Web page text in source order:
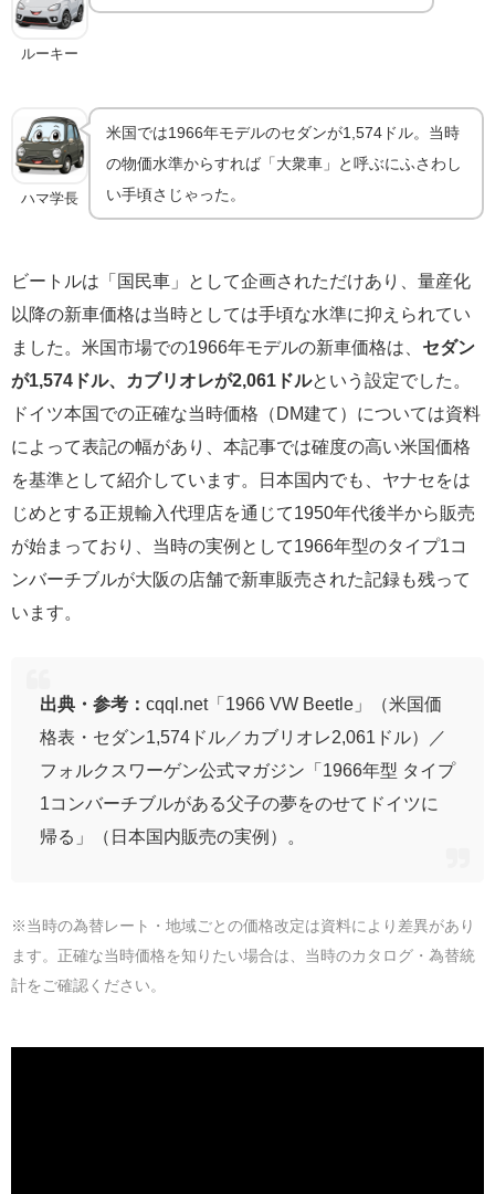
ルーキー
ハマ学長
米国では1966年モデルのセダンが1,574ドル。当時
の物価水準からすれば「大衆車」と呼ぶにふさわし
い手頃さじゃった。
ビートルは「国民車」として企画されただけあり、量産化
以降の新車価格は当時としては手頃な水準に抑えられてい
ました。米国市場での1966年モデルの新車価格は、 セダン
が1,574ドル、カブリオレが2,061ドルという設定でした。
ドイツ本国での正確な当時価格（DM建て）については資料
によって表記の幅があり、本記事では確度の高い米国価格
を基準として紹介しています。日本国内でも、ヤナセをは
じめとする正規輸入代理店を通じて1950年代後半から販売
が始まっており、当時の実例として1966年型のタイプ1コ
ンバーチブルが大阪の店舗で新車販売された記録も残って
います。
出典・参考： cqql.net「1966 VW Beetle」（米国価
格表・セダン1,574ドル／カブリオレ2,061ドル）／
フォルクスワーゲン公式マガジン「1966年型 タイプ
1コンバーチブルがある父子の夢をのせてドイツに
帰る」（日本国内販売の実例）。
※当時の為替レート・地域ごとの価格改定は資料により差異があり
ます。正確な当時価格を知りたい場合は、当時のカタログ・為替統
計をご確認ください。
グランツーリスモ7のビートル｜スペックと入手方法